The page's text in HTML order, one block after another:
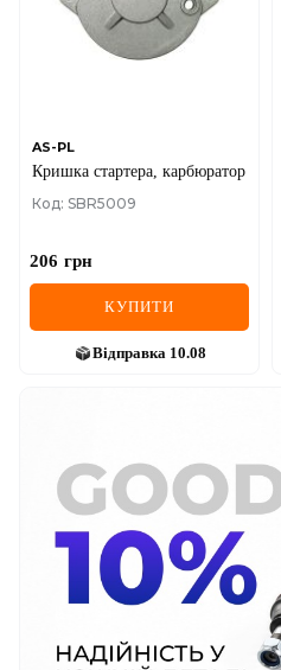
AS-PL
Кришка стартера, карбюратор
Код: SBR5009
206 грн
КУПИТИ
Відправка 10.08